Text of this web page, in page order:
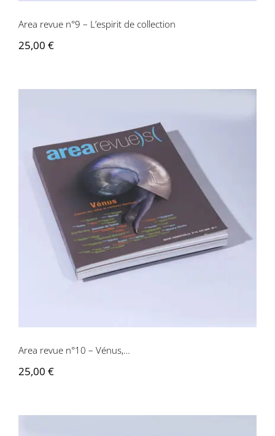
Area revue n°9 – L’espirit de collection
25,00 €
Area revue n°10 – Vénus,…
Area revue n°10 – Vénus,…
25,00 €